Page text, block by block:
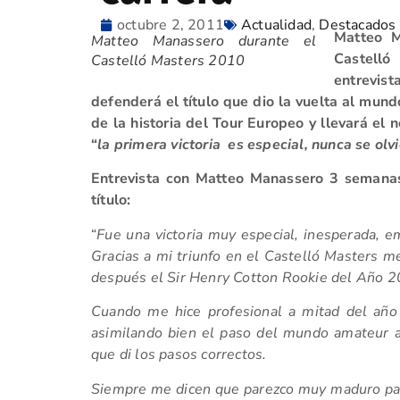
octubre 2, 2011 Actualidad, Destacados
Matteo Manassero durante el
Castelló Masters 2010
Matteo
defenderá el título que dio la vuelta al
de la historia del Tour Europeo y llevará el
“la primera victoria es especial, nunca se
Entrevista con Matteo Manassero 3
título:
“Fue una victoria muy especial, inesperada,
Gracias a mi triunfo en el Castelló Masters
después el Sir Henry Cotton Rookie del Año
Cuando me hice profesional a mitad del
asimilando bien el paso del mundo amateur
que di los pasos correctos.
Siempre me dicen que parezco muy maduro